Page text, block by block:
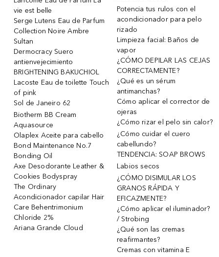
vie est belle
Serge Lutens Eau de Parfum
Collection Noire Ambre
Sultan
Dermocracy Suero
antienvejecimiento
BRIGHTENING BAKUCHIOL
Lacoste Eau de toilette Touch
of pink
Sol de Janeiro 62
Biotherm BB Cream
Aquasource
Olaplex Aceite para cabello
Bond Maintenance No.7
Bonding Oil
Axe Desodorante Leather &
Cookies Bodyspray
The Ordinary
Acondicionador capilar Hair
Care Behentrimonium
Chloride 2%
Ariana Grande Cloud
Potencia tus rulos con el
acondicionador para pelo
rizado
Limpieza facial: Baños de
vapor
¿CÓMO DEPILAR LAS CEJAS
CORRECTAMENTE?
¿Qué es un sérum
antimanchas?
Cómo aplicar el corrector de
ojeras
¿Cómo rizar el pelo sin calor?
¿Cómo cuidar el cuero
cabellundo?
TENDENCIA: SOAP BROWS
Labios secos
¿CÓMO DISIMULAR LOS
GRANOS RÁPIDA Y
EFICAZMENTE?
¿Cómo aplicar el iluminador?
/ Strobing
¿Qué son las cremas
reafirmantes?
Cremas con vitamina E